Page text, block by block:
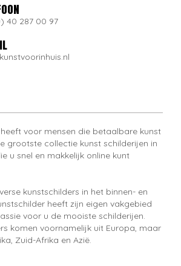
40 287 00 97
voor mensen die betaalbare kunst
grootste collectie kunst schilderijen in
u snel en makkelijk online kunt
kunstschilders in het binnen- en
heeft zijn eigen vakgebied
voor u de mooiste schilderijen.
komen voornamelijk uit Europa, maar
Zuid-Afrika en Azië.